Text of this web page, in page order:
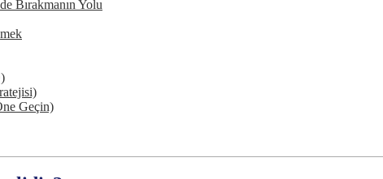
Bırakmanın Yolu
Geçin)